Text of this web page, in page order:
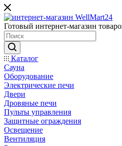
Готовый интернет-магазин
Каталог
Сауна
Оборудование
Электрические печи
Двери
Дровяные печи
Пульты управления
Защитные ограждения
Освещение
Вентиляция